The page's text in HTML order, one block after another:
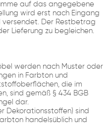
auf das angegebene
wird erst nach Eingang
Der Restbetrag
Lieferung zu begleichen.
werden nach Muster oder
in Farbton und
die im
sind gemäß § 434 BGB
dar.
Dekorationsstoffen) sind
handelsüblich und